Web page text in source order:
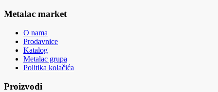
Metalac market
O nama
Prodavnice
Katalog
Metalac grupa
Politika kolačića
Proizvodi